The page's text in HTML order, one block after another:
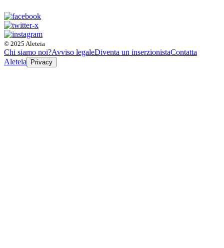
© 2025 Aleteia
Chi siamo noi?Avviso legaleDiventa un inserzionistaContatta
Aleteia
Privacy